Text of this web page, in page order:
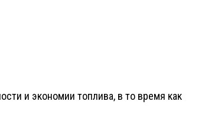
и экономии топлива, в то время как